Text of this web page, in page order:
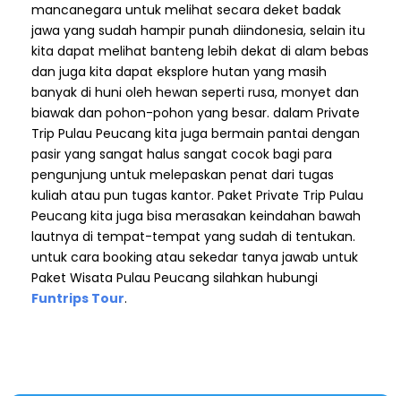
mancanegara untuk melihat secara deket badak
jawa yang sudah hampir punah diindonesia, selain itu
kita dapat melihat banteng lebih dekat di alam bebas
dan juga kita dapat eksplore hutan yang masih
banyak di huni oleh hewan seperti rusa, monyet dan
biawak dan pohon-pohon yang besar. dalam Private
Trip Pulau Peucang kita juga bermain pantai dengan
pasir yang sangat halus sangat cocok bagi para
pengunjung untuk melepaskan penat dari tugas
kuliah atau pun tugas kantor. Paket Private Trip Pulau
Peucang kita juga bisa merasakan keindahan bawah
lautnya di tempat-tempat yang sudah di tentukan.
untuk cara booking atau sekedar tanya jawab untuk
Paket Wisata Pulau Peucang silahkan hubungi
Funtrips Tour.